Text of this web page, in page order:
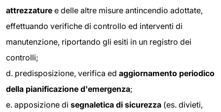
attrezzature e delle altre misure antincendio adottate,
effettuando verifiche di controllo ed interventi di
manutenzione, riportando gli esiti in un registro dei
controlli;
d. predisposizione, verifica ed aggiornamento periodico
della pianificazione d'emergenza;
e. apposizione di segnaletica di sicurezza (es. divieti,